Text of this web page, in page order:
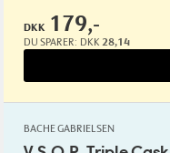
DKK 179,-
DU SPARER: DKK 28,14
BACHE GABRIELSEN